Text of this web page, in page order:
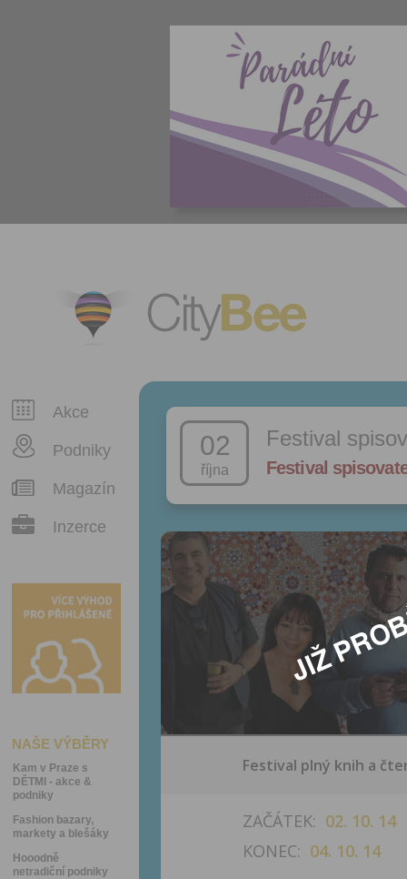
CityBee
Akce
Podniky
Magazín
Inzerce
NAŠE VÝBĚRY
Kam v Praze s
DĚTMI - akce &
podniky
Fashion bazary,
markety a blešáky
Hooodně
netradiční podniky
02
října
Festival
Festival
Festival plný knih a
ZAČÁTEK: 02. 10. 14
KONEC: 04. 10. 14